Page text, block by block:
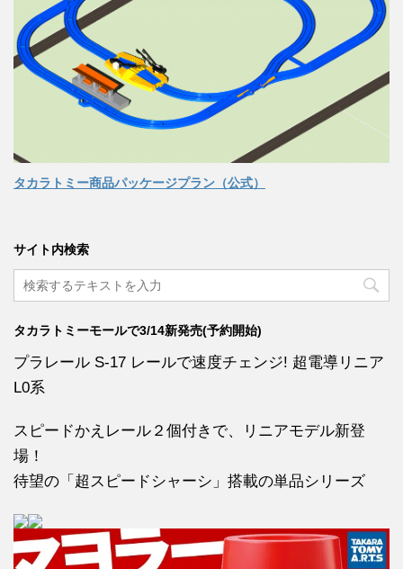
タカラトミー商品パッケージプラン（公式）
サイト内検索
タカラトミーモールで3/14新発売(予約開始)
プラレール S-17 レールで速度チェンジ! 超電導リニア
L0系
スピードかえレール２個付きで、リニアモデル新登
場！
待望の「超スピードシャーシ」搭載の単品シリーズ